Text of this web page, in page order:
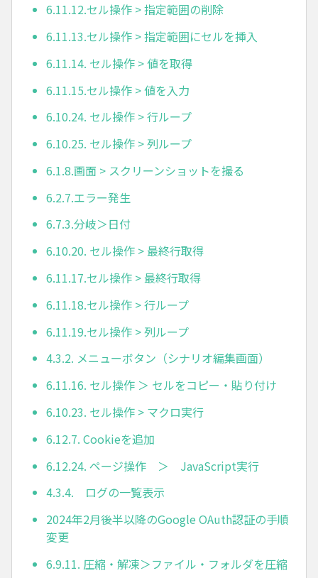
6.11.12.セル操作 > 指定範囲の削除
6.11.13.セル操作 > 指定範囲にセルを挿入
6.11.14. セル操作 > 値を取得
6.11.15.セル操作 > 値を入力
6.10.24. セル操作 > 行ループ
6.10.25. セル操作 > 列ループ
6.1.8.画面 > スクリーンショットを撮る
6.2.7.エラー発生
6.7.3.分岐＞日付
6.10.20. セル操作 > 最終行取得
6.11.17.セル操作 > 最終行取得
6.11.18.セル操作 > 行ループ
6.11.19.セル操作 > 列ループ
4.3.2. メニューボタン（シナリオ編集画面）
6.11.16. セル操作 ＞ セルをコピー・貼り付け
6.10.23. セル操作 > マクロ実行
6.12.7. Cookieを追加
6.12.24. ページ操作 ＞ JavaScript実行
4.3.4. ログの一覧表示
2024年2月後半以降のGoogle OAuth認証の手順
変更
6.9.11. 圧縮・解凍＞ファイル・フォルダを圧縮